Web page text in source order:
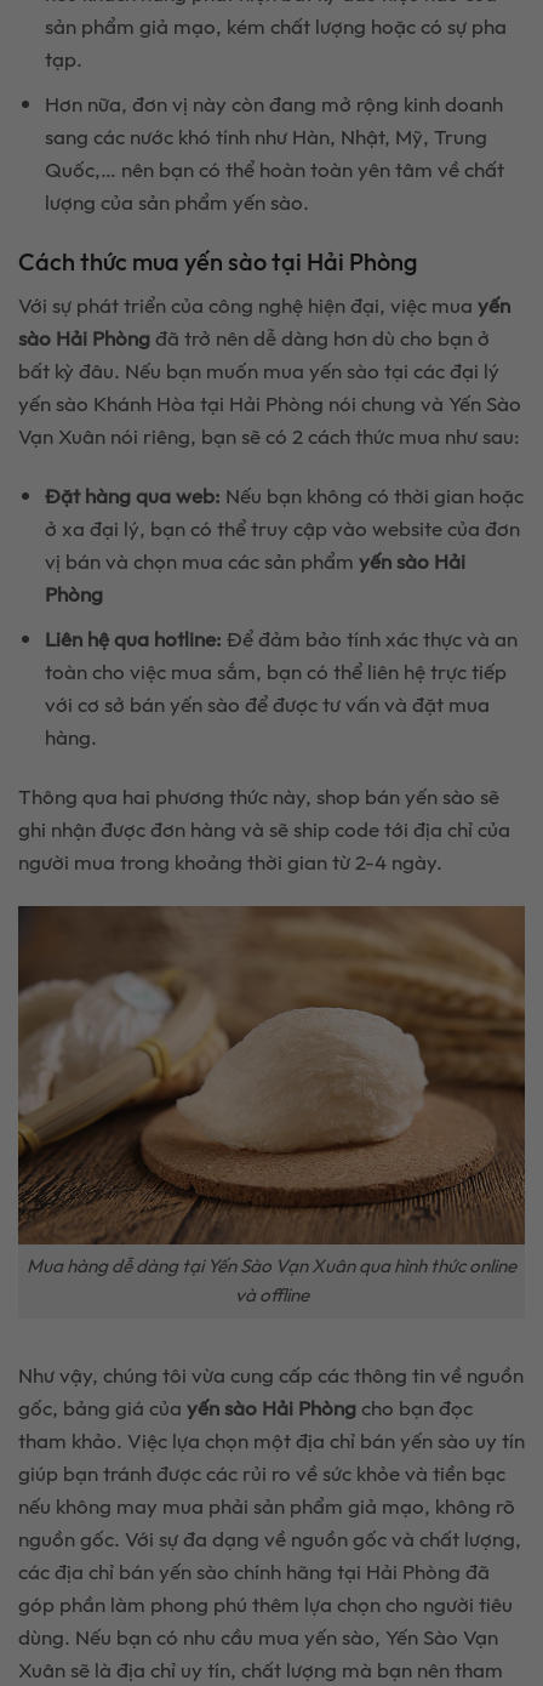
sản phẩm giả mạo, kém chất lượng hoặc có sự pha
tạp.
Hơn nữa, đơn vị này còn đang mở rộng kinh doanh
sang các nước khó tính như Hàn, Nhật, Mỹ, Trung
Quốc,… nên bạn có thể hoàn toàn yên tâm về chất
lượng của sản phẩm yến sào.
Cách thức mua yến sào tại Hải Phòng
Với sự phát triển của công nghệ hiện đại, việc mua yến
sào Hải Phòngđã trở nên dễ dàng hơn dù cho bạn ở
bất kỳ đâu. Nếu bạn muốn mua yến sào tại các đại lý
yến sào Khánh Hòa tại Hải Phòng nói chung và Yến Sào
Vạn Xuân nói riêng, bạn sẽ có 2 cách thức mua như sau:
Đặt hàng qua web: Nếu bạn không có thời gian hoặc
ở xa đại lý, bạn có thể truy cập vào website của đơn
vị bán và chọn mua các sản phẩmyến sào Hải
Phòng
Liên hệ qua hotline:Để đảm bảo tính xác thực và an
toàn cho việc mua sắm, bạn có thể liên hệ trực tiếp
với cơ sở bán yến sào để được tư vấn và đặt mua
hàng.
Thông qua hai phương thức này, shop bán yến sào sẽ
ghi nhận được đơn hàng và sẽ ship code tới địa chỉ của
người mua trong khoảng thời gian từ 2-4 ngày.
Mua hàng dễ dàng tại Yến Sào Vạn Xuân qua hình thức online
và offline
Như vậy, chúng tôi vừa cung cấp các thông tin về nguồn
gốc, bảng giá của yến sào Hải Phòngcho bạn đọc
tham khảo. Việc lựa chọn một địa chỉ bán yến sào uy tín
giúp bạn tránh được các rủi ro về sức khỏe và tiền bạc
nếu không may mua phải sản phẩm giả mạo, không rõ
nguồn gốc. Với sự đa dạng về nguồn gốc và chất lượng,
các địa chỉ bán yến sào chính hãng tại Hải Phòng đã
góp phần làm phong phú thêm lựa chọn cho người tiêu
dùng. Nếu bạn có nhu cầu mua yến sào, Yến Sào Vạn
Xuân sẽ là địa chỉ uy tín, chất lượng mà bạn nên tham